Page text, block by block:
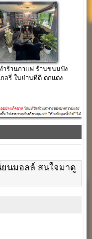
ำร้านกาแฟ ร้านขนมปัง
กอรี่ ในย่านที่ดี ตกแต่ง
ยนมอลล์ สนใจมาดู